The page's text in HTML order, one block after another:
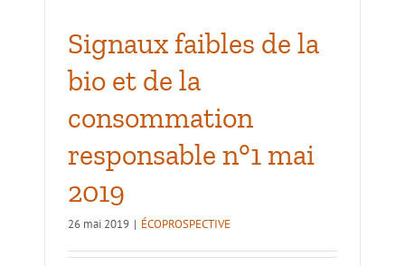
Signaux faibles de la
bio et de la
consommation
responsable n°1 mai
2019
26 mai 2019 | ÉCOPROSPECTIVE